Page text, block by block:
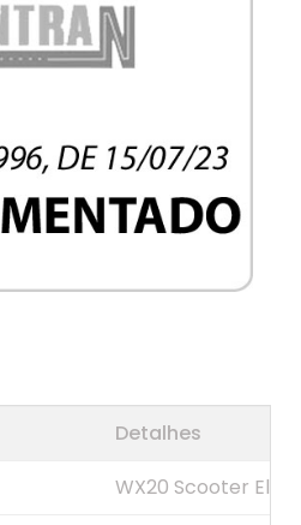
Detalhes
WX20 Scooter